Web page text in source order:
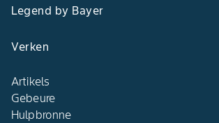
Legend by Bayer
Verken
Artikels
Gebeure
Hulpbronne